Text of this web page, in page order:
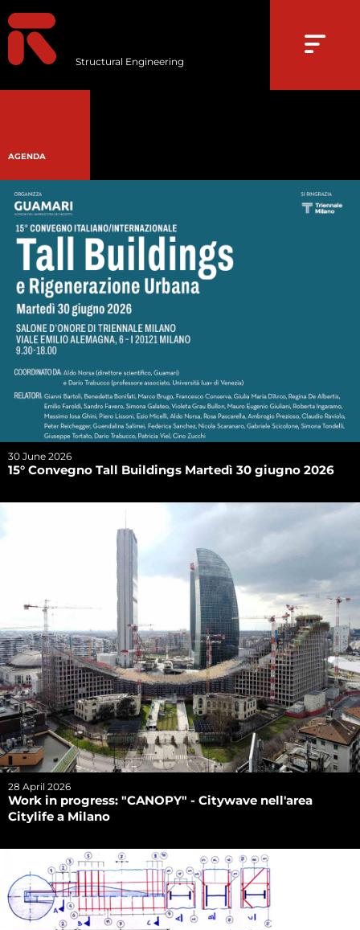
Structural Engineering
AGENDA
30 June 2026
15° Convegno Tall Buildings Martedì 30 giugno 2026
28 April 2026
Work in progress: "CANOPY" - Citywave nell'area
Citylife a Milano